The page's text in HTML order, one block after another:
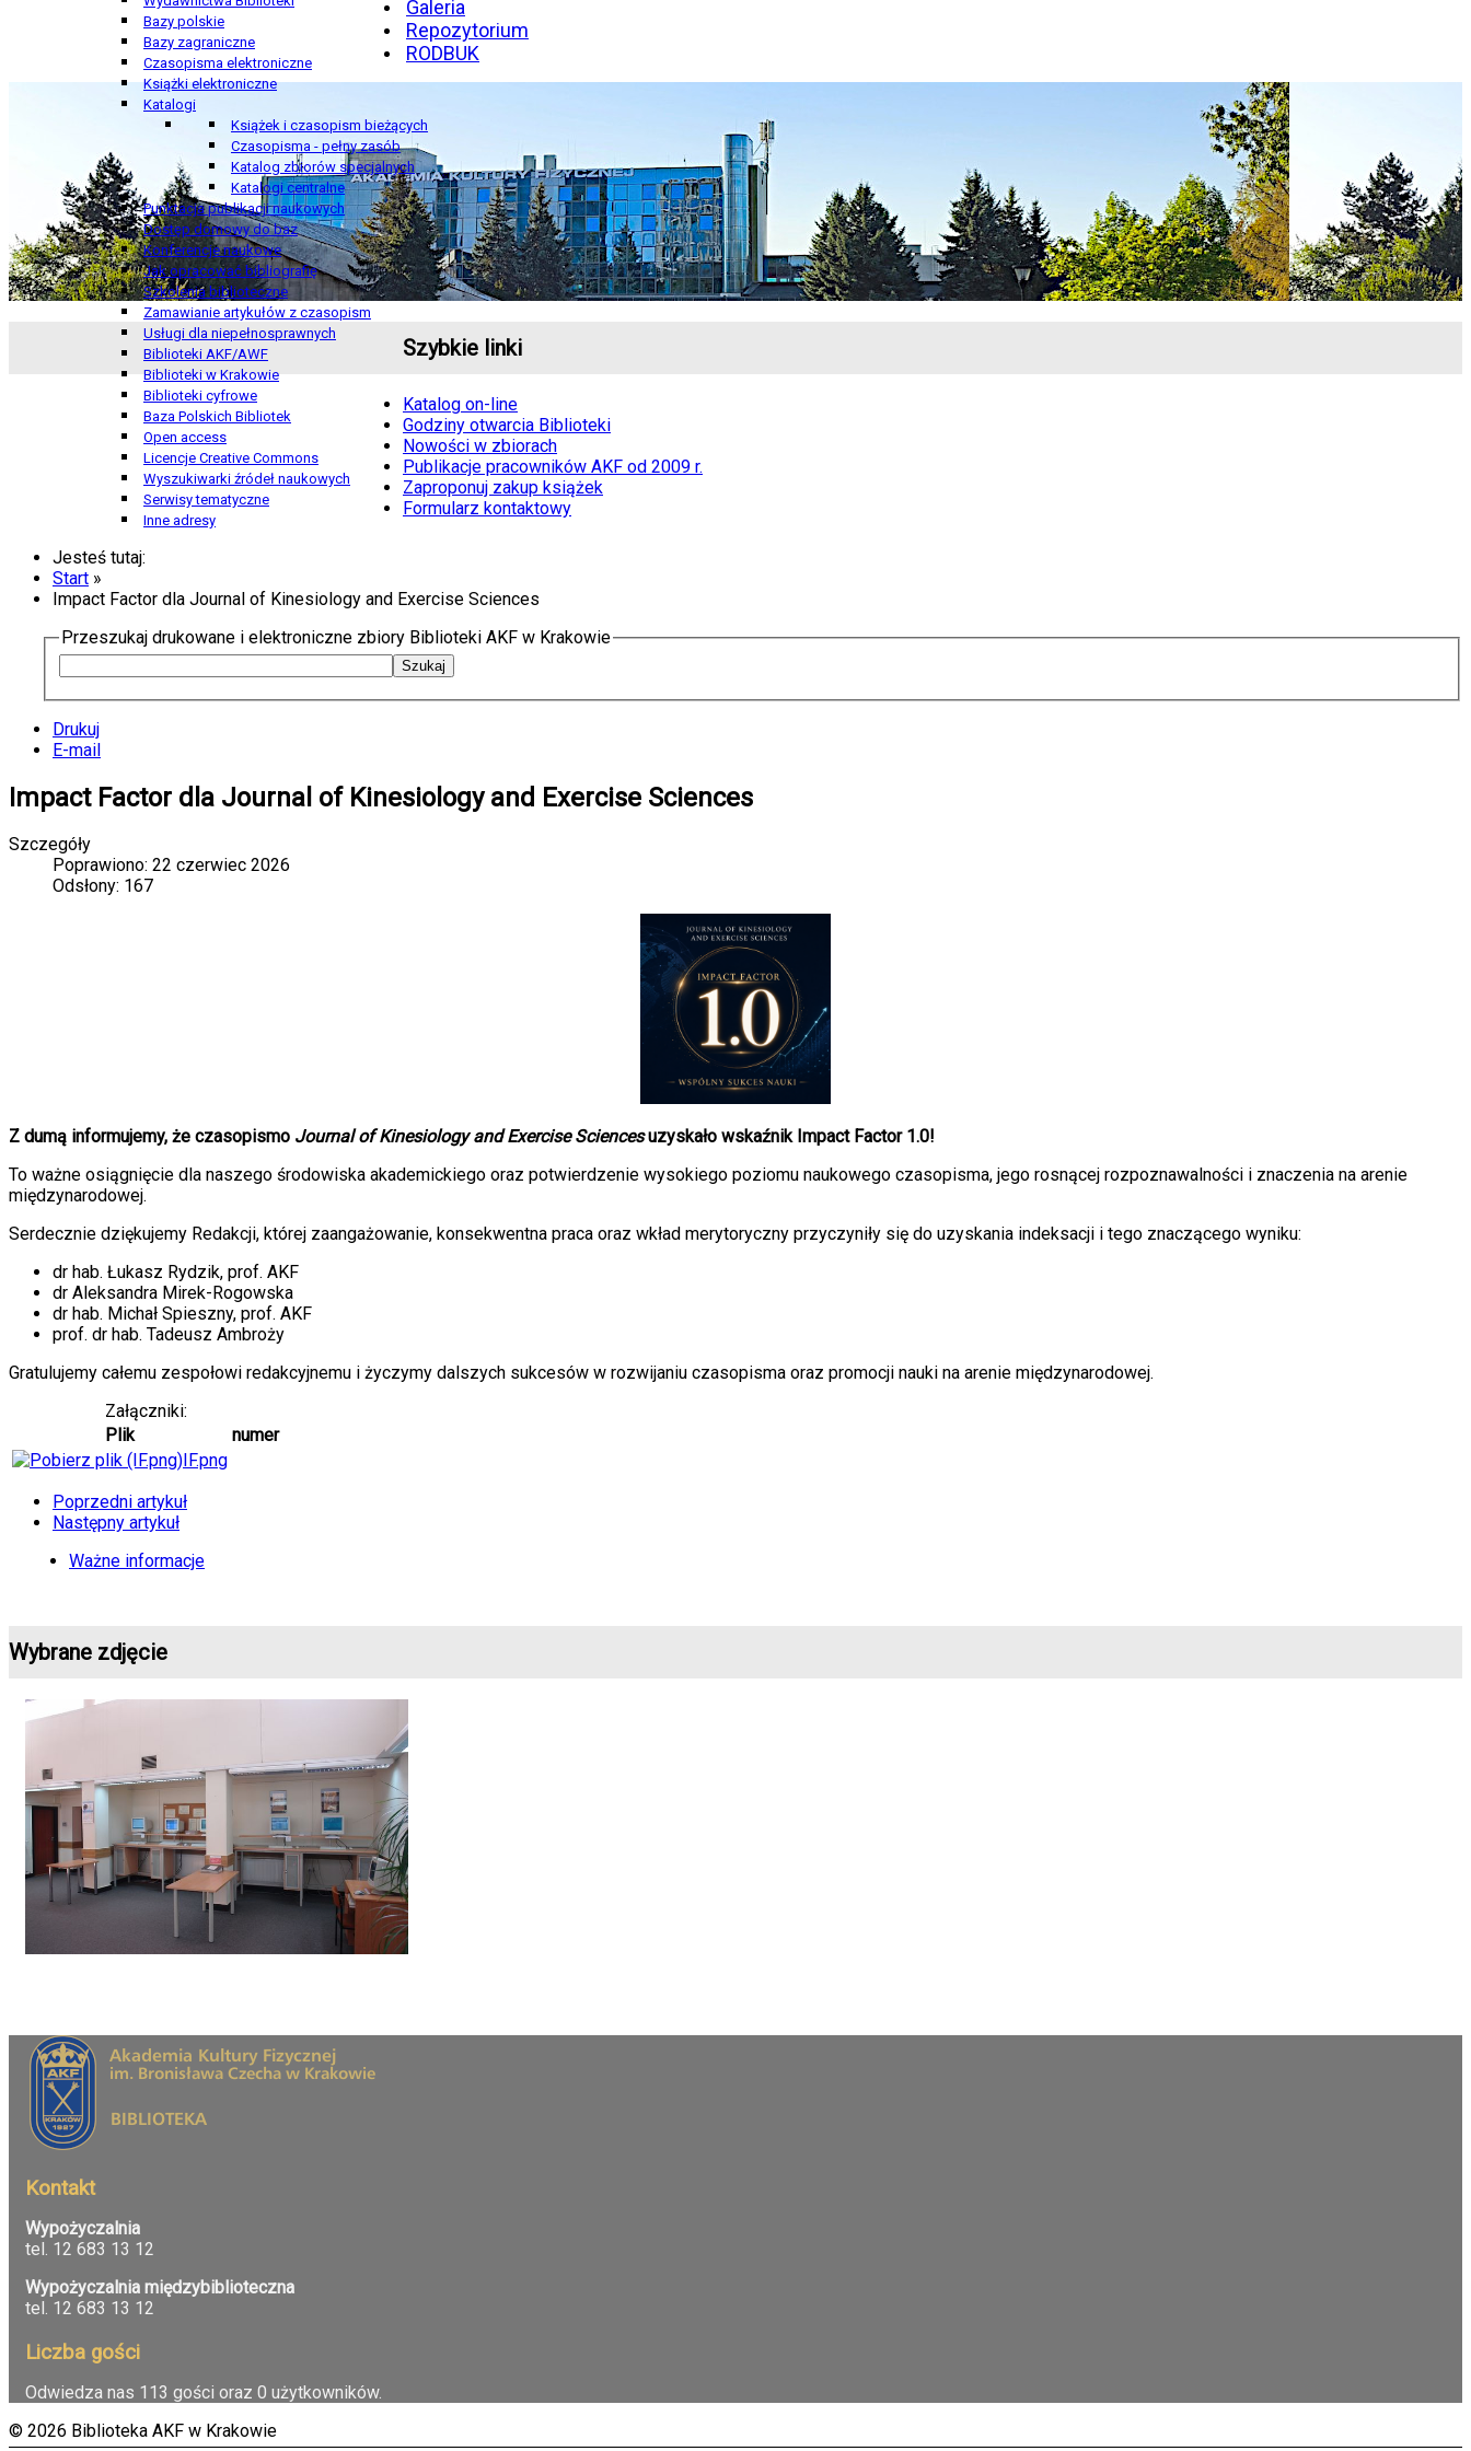
Bazy polskie
Bazy zagraniczne
Czasopisma elektroniczne
Książki elektroniczne
Katalogi
Książek i czasopism bieżących
Czasopisma - pełny zasób
Katalog zbiorów specjalnych
Katalogi centralne
Punktacja publikacji naukowych
Dostęp domowy do baz
Konferencje naukowe
Jak opracować bibliografię
Szkolenia biblioteczne
Zamawianie artykułów z czasopism
Usługi dla niepełnosprawnych
Biblioteki AKF/AWF
Biblioteki w Krakowie
Biblioteki cyfrowe
Baza Polskich Bibliotek
Open access
Licencje Creative Commons
Wyszukiwarki źródeł naukowych
Serwisy tematyczne
Inne adresy
Galeria
Repozytorium
RODBUK
Jesteś tutaj:
Start »
Impact Factor dla Journal of Kinesiology and Exercise Sciences
Przeszukaj drukowane i elektroniczne zbiory Biblioteki AKF w Krakowie
Drukuj
E-mail
Impact Factor dla Journal of Kinesiology and Exercise Sciences
Szczegóły
Poprawiono: 22 czerwiec 2026
Odsłony: 167
Z dumą informujemy, że czasopismo Journal of Kinesiology and Exercise Sciencesuzyskało wskaźnik Impact Factor 1.0!
To ważne osiągnięcie dla naszego środowiska akademickiego oraz potwierdzenie wysokiego poziomu naukowego czasopisma, jego rosnącej rozpoznawalności i znaczenia na arenie
międzynarodowej.
Serdecznie dziękujemy Redakcji, której zaangażowanie, konsekwentna praca oraz wkład merytoryczny przyczyniły się do uzyskania indeksacji i tego znaczącego wyniku:
dr hab. Łukasz Rydzik, prof. AKF
dr Aleksandra Mirek-Rogowska
dr hab. Michał Spieszny, prof. AKF
prof. dr hab. Tadeusz Ambroży
Gratulujemy całemu zespołowi redakcyjnemu i życzymy dalszych sukcesów w rozwijaniu czasopisma oraz promocji nauki na arenie międzynarodowej.
Załączniki:
Plik
numer
IF.png
Poprzedni artykuł
Następny artykuł
Szybkie linki
Katalog on-line
Godziny otwarcia Biblioteki
Nowości w zbiorach
Publikacje pracowników AKF od 2009 r.
Zaproponuj zakup książek
Formularz kontaktowy
Ważne informacje
Wybrane zdjęcie
Kontakt
Wypożyczalnia
tel. 12 683 13 12
Wypożyczalnia międzybiblioteczna
tel. 12 683 13 12
Liczba gości
Odwiedza nas 113 gości oraz 0 użytkowników.
© 2026 Biblioteka AKF w Krakowie